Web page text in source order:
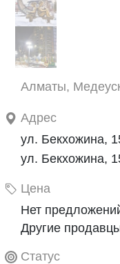
Алматы,
Адрес
ул. Бекхожина,
ул. Бекхожина,
Цена
Нет
Другие
Статус